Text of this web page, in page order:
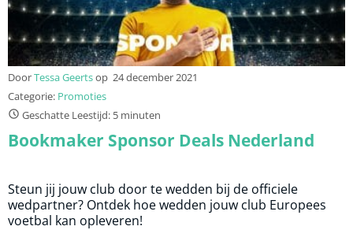
DoorTessa Geertsop 24 december 2021
Categorie: Promoties
Geschatte Leestijd: 5 minuten
Bookmaker Sponsor Deals Nederland
Steun jij jouw club door te wedden bij de officiele
wedpartner? Ontdek hoe wedden jouw club Europees
voetbal kan opleveren!